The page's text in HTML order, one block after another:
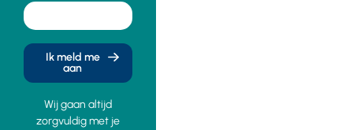
Ik meld me
aan
Wij gaan altijd
zorgvuldig met je